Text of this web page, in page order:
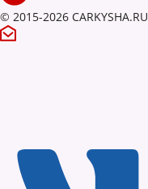
© 2015-2026 CARKYSHA.RU